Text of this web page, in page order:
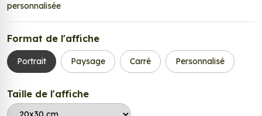
personnalisée
Format de l'affiche
Portrait Paysage Carré Personnalisé
Taille de l'affiche